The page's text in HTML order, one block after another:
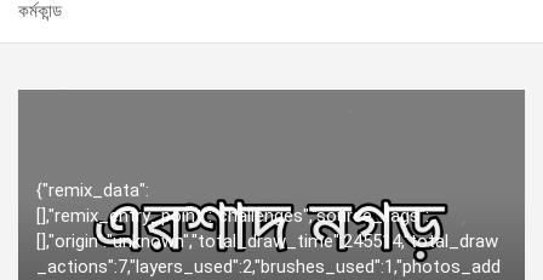
কর্মকান্ড
{"remix_data":
[],"remix_entry_point":"challenges","source_tags":
[],"origin":"unknown","total_draw_time":245514,"total_draw
_actions":7,"layers_used":2,"brushes_used":1,"photos_add